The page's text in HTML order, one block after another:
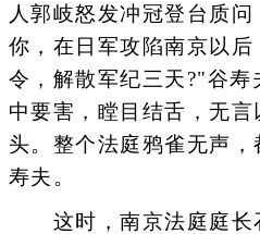
人郭岐怒发冲冠登台质
你，在日军攻陷南京以
令，解散军纪三天?"谷
中要害，瞠目结舌，无言
头。整个法庭鸦雀无声
寿夫。
这时，南京法庭庭长